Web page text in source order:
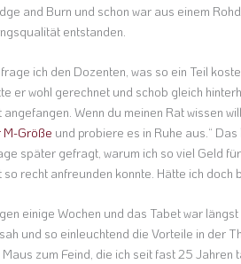
and Burn und schon war aus einem
entstanden.
ich den Dozenten, was so ein Teil
er wohl gerechnet und schob gleich
Wenn du meinen Rat wissen
M-Größe und probiere es in Ruhe aus.“
später gefragt, warum ich so viel Geld
so recht anfreunden konnte. Hätte ich
einige Wochen und das Tabet war
und so einleuchtend die Vorteile in der
zum Feind, die ich seit fast 25 Jahren